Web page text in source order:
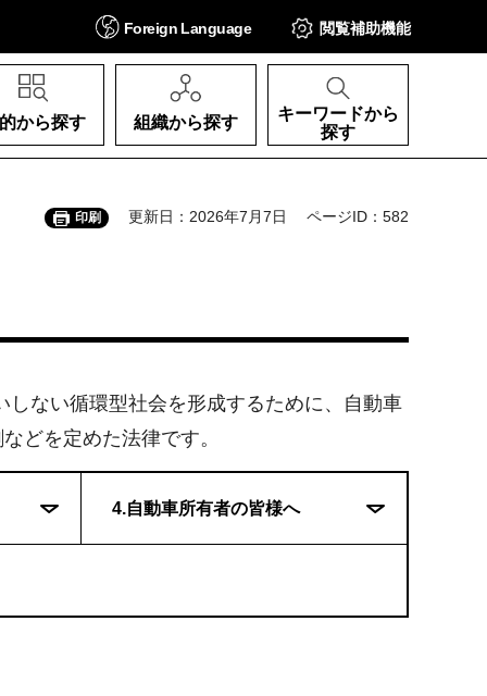
Foreign Language 閲覧補助機能
から探す 組織から探す
キーワードから
探す
印刷 更新日：2026年7月7日 ページID：582
しない循環型社会を形成するために、自動車
どを定めた法律です。
4.自動車所有者の皆様へ